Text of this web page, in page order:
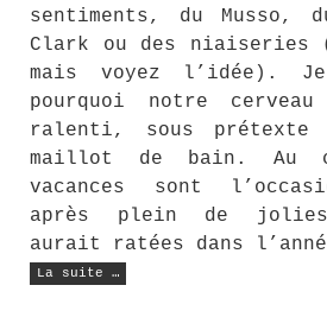
sentiments, du Musso,
Clark ou des niaiseries
mais voyez l’idée).
pourquoi notre
ralenti, sous prétexte
maillot de bain. Au
vacances sont
après plein de jolies
aurait ratées dans
La suite …
« Lisons
! »